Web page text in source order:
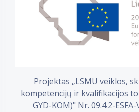
Projektas „LSMU veiklos,
kompetencijų ir kvalifikacijos
GYD-KOM)" Nr. 09.4.2-